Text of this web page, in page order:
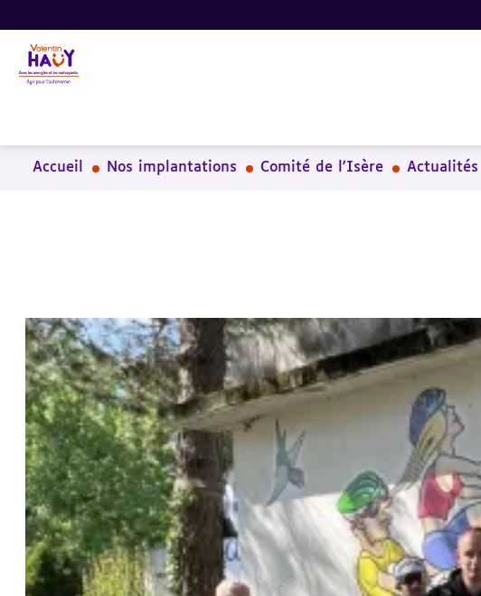
Aller
au
contenu
principal
Aller
au
pied
de
Aller
à
la
recherche
Accueil Nos implantations Comité de l'Isère Actualités